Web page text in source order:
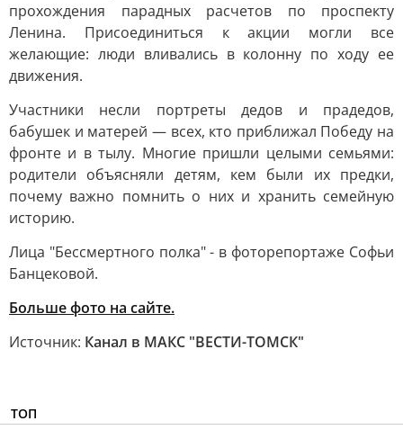
прохождения парадных расчетов по проспекту
Ленина. Присоединиться к акции могли все
желающие: люди вливались в колонну по ходу ее
движения.
Участники несли портреты дедов и прадедов,
бабушек и матерей — всех, кто приближал Победу на
фронте и в тылу. Многие пришли целыми семьями:
родители объясняли детям, кем были их предки,
почему важно помнить о них и хранить семейную
историю.
Лица "Бессмертного полка" - в фоторепортаже Софьи
Банцековой.
Больше фото на сайте.
Источник: Канал в МАКС "ВЕСТИ-ТОМСК"
ТОП